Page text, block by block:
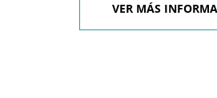
VER MÁS